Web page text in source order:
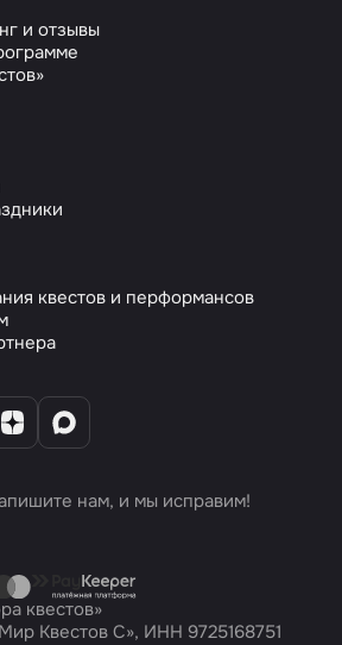
и отзывы
квестов и перформансов
нам, и мы исправим!
квестов»
Квестов С», ИНН 9725168751